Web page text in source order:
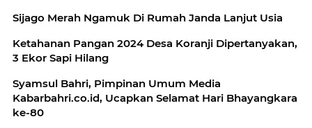
Sijago Merah Ngamuk Di Rumah Janda Lanjut Usia
Ketahanan Pangan 2024 Desa Koranji Dipertanyakan,
3 Ekor Sapi Hilang
Syamsul Bahri, Pimpinan Umum Media
Kabarbahri.co.id, Ucapkan Selamat Hari Bhayangkara
ke-80